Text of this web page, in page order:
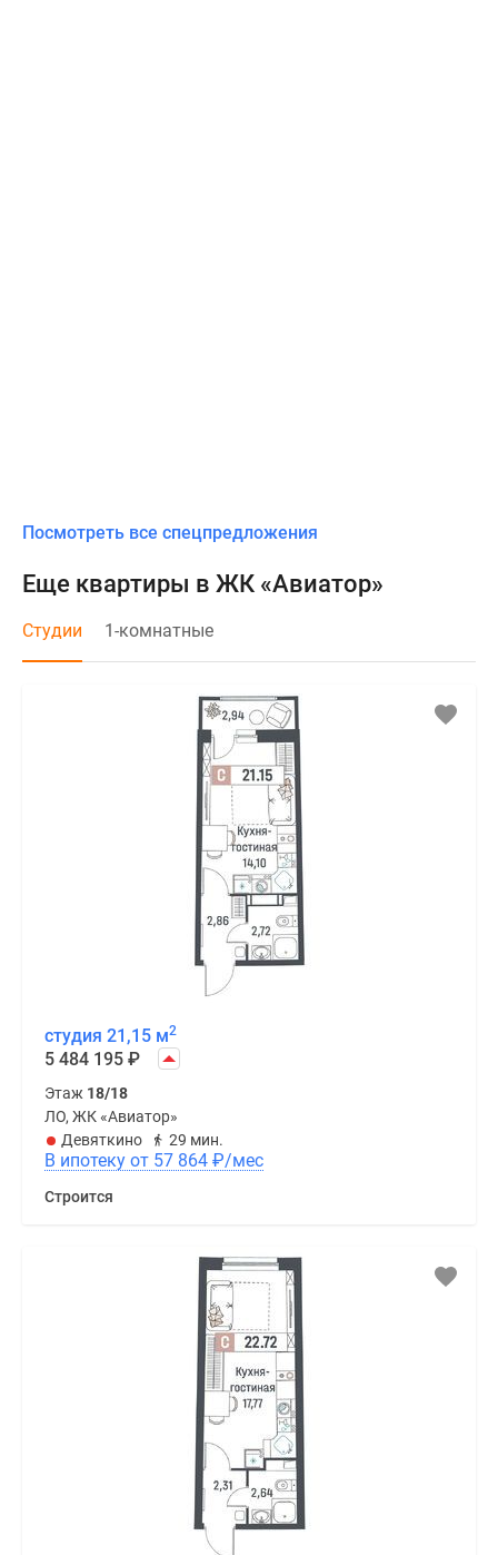
Посмотреть все спецпредложения
Еще квартиры в ЖК «Авиатор»
Студии 1-комнатные
студия 21,15 м2
5 484 195 ₽
Этаж 18/18
ЛО, ЖК «Авиатор»
Девяткино
29 мин.
В ипотеку от 57 864 ₽/мес
Строится